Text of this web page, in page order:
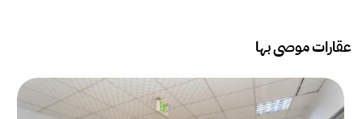
عقارات موصى بها